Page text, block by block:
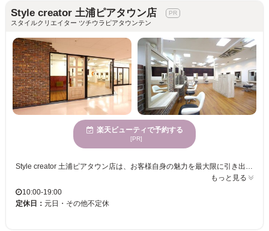
Style creator 土浦ピアタウン店
スタイルクリエイター ツチウラピアタウンテン
楽天ビューティで予約する
[PR]
もっと見る
10:00-19:00
定休日： 元日・その他不定休